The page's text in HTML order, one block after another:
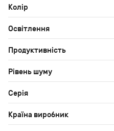
Колір
Освітлення
Продуктивність
Рівень шуму
Серія
Країна виробник